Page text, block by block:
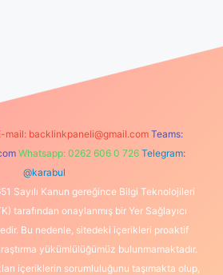
mail: backlinkpaneli@gmail.com Teams:
Whatsapp: 0262 606 0 726 Telegram:
@karabul
Sayılı Kanun gereğince Bilgi Teknolojileri
tarafından onaylanmış bir Yer Sağlayıcı
Bu nedenle, sitedeki içerikleri proaktif
yükümlülüğümüz bulunmamaktadır.
içeriklerin sorumluluğunu taşımakta olup,